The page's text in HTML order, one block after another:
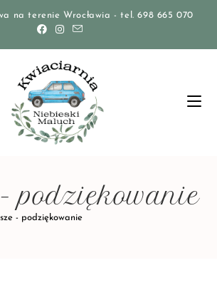
na terenie Wrocławia - tel. 698 665 070
podziękowanie
- podziękowanie